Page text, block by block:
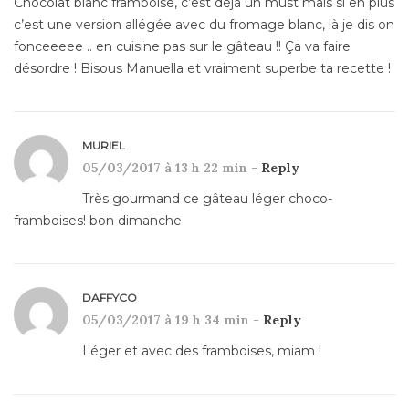
c’est une version allégée avec du fromage blanc, là je dis on
fonceeeee .. en cuisine pas sur le gâteau !! Ça va faire
désordre ! Bisous Manuella et vraiment superbe ta recette !
MURIEL
05/03/2017 à 13 h 22 min - Reply
Très gourmand ce gâteau léger choco-
framboises! bon dimanche
DAFFYCO
05/03/2017 à 19 h 34 min - Reply
Léger et avec des framboises, miam !